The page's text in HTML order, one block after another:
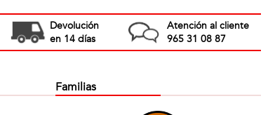
Devolución
en 14 días
Atención al cliente
965 31 08 87
Familias